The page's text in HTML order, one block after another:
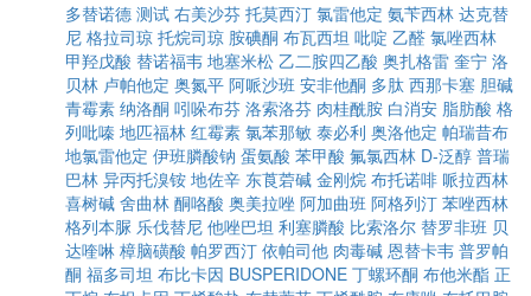
多替诺德 测试 右美沙芬 托莫西汀 氯雷他定 氨苄西林 达克替
尼 格拉司琼 托烷司琼 胺碘酮 布瓦西坦 吡啶 乙醛 氯唑西林
甲羟戊酸 替诺福韦 地塞米松 乙二胺四乙酸 奥扎格雷 奎宁 洛
贝林 卢帕他定 奥氮平 阿哌沙班 安非他酮 多肽 西那卡塞 胆碱
青霉素 纳洛酮 吲哚布芬 洛索洛芬 肉桂酰胺 白消安 脂肪酸 格
列吡嗪 地匹福林 红霉素 氯苯那敏 泰必利 奥洛他定 帕瑞昔布
地氯雷他定 伊班膦酸钠 蛋氨酸 苯甲酸 氟氯西林 D-泛醇 普瑞
巴林 异丙托溴铵 地佐辛 东莨菪碱 金刚烷 布托诺啡 哌拉西林
喜树碱 舍曲林 酮咯酸 奥美拉唑 阿加曲班 阿格列汀 苯唑西林
格列本脲 乐伐替尼 他唑巴坦 利塞膦酸 比索洛尔 替罗非班 贝
达喹啉 樟脑磺酸 帕罗西汀 依帕司他 肉毒碱 恩替卡韦 普罗帕
酮 福多司坦 布比卡因 BUSPERIDONE 丁螺环酮 布他米酯 正